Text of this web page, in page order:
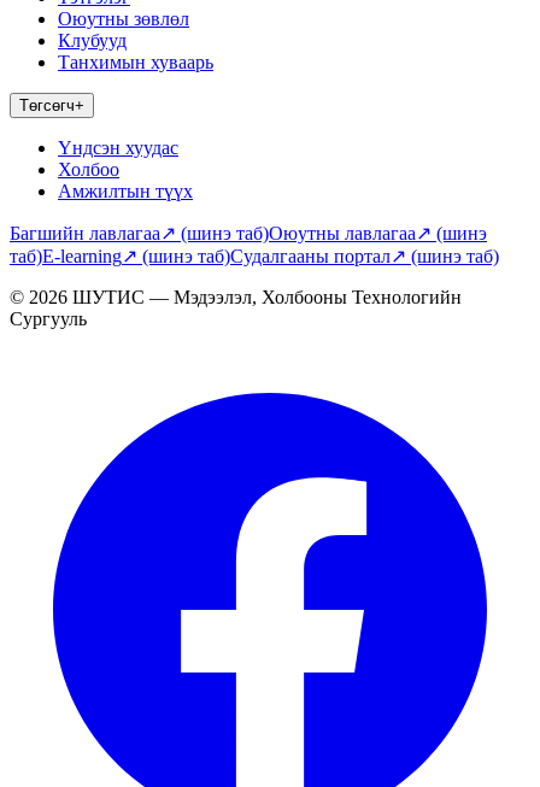
Оюутны зөвлөл
Клубууд
Танхимын хуваарь
Төгсөгч+
Үндсэн хуудас
Холбоо
Амжилтын түүх
Багшийн лавлагаа↗ (шинэ таб)Оюутны лавлагаа↗ (шинэ
таб)E-learning↗ (шинэ таб)Судалгааны портал↗ (шинэ таб)
© 2026 ШУТИС — Мэдээлэл, Холбооны Технологийн
Сургууль